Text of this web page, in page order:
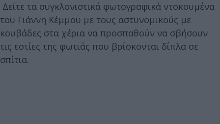
Δείτε τα συγκλονιστικά φωτογραφικά ντοκουμένα
του Γιάννη Κέμμου με τους αστυνομικούς με
κουβάδες στα χέρια να προσπαθούν να σβήσουν
τις εστίες της φωτιάς που βρίσκονται δίπλα σε
σπίτια.